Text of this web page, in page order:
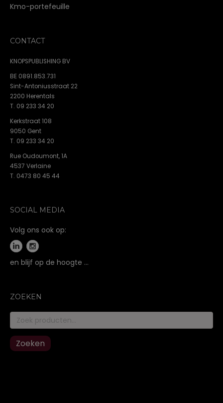
Kmo-portefeuille
CONTACT
KNOPSPUBLISHING BV
BE 0891.853.731
Sint-Antoniusstraat 22
2200 Herentals
T. 09 233 34 20
Kerkstraat 108
9050 Gent
T. 09 233 34 20
Rue Oudoumont, 1A
4537 Verlaine
T. 0473 80 45 44
SOCIAL MEDIA
Volg ons ook op:
en blijf op de hoogte …
ZOEKEN
Zoeken
naar:
Zoeken